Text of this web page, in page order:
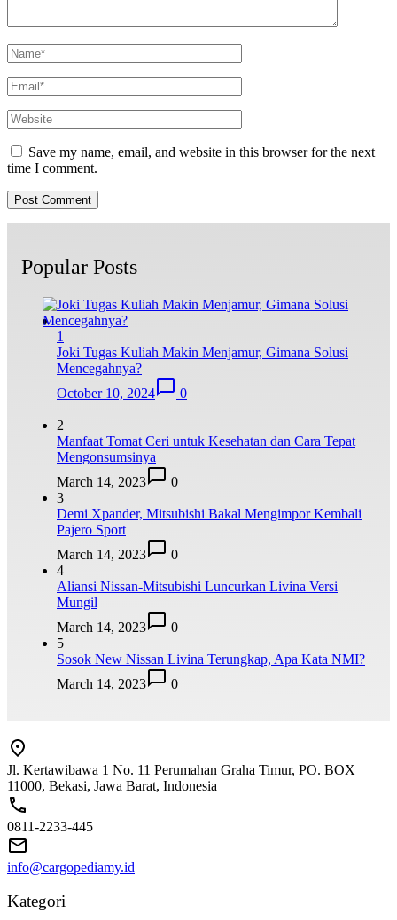
Save my name, email, and website in this browser for the next
time I comment.
Popular Posts
1
Joki Tugas Kuliah Makin Menjamur, Gimana Solusi
Mencegahnya?
October 10, 2024
0
2
Manfaat Tomat Ceri untuk Kesehatan dan Cara Tepat
Mengonsumsinya
March 14, 2023
0
3
Demi Xpander, Mitsubishi Bakal Mengimpor Kembali
Pajero Sport
March 14, 2023
0
4
Aliansi Nissan-Mitsubishi Luncurkan Livina Versi
Mungil
March 14, 2023
0
5
Sosok New Nissan Livina Terungkap, Apa Kata NMI?
March 14, 2023
0
Jl. Kertawibawa 1 No. 11 Perumahan Graha Timur, PO. BOX
11000, Bekasi, Jawa Barat, Indonesia
0811-2233-445
info@cargopediamy.id
Kategori